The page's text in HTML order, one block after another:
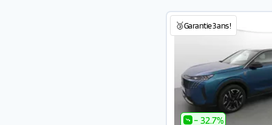
🥉Garantie 3 ans !
- 32.7%